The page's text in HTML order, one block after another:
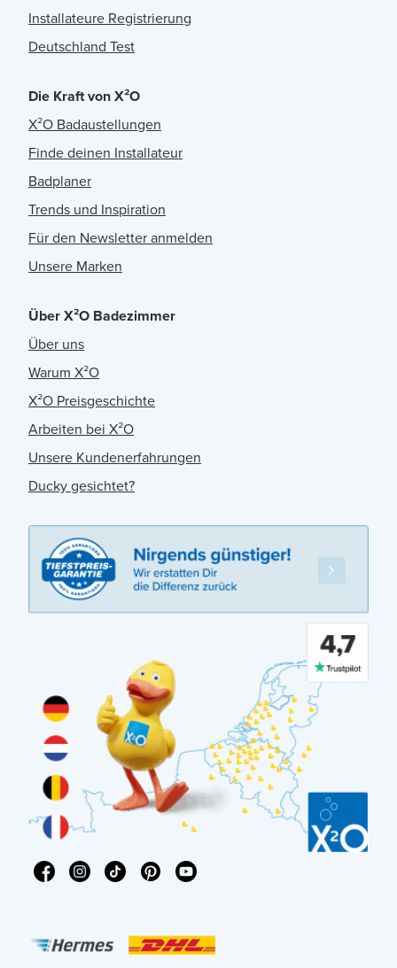
Installateure Registrierung
Deutschland Test
Die Kraft von X²O
X²O Badaustellungen
Finde deinen Installateur
Badplaner
Trends und Inspiration
Für den Newsletter anmelden
Unsere Marken
Über X²O Badezimmer
Über uns
Warum X²O
X²O Preisgeschichte
Arbeiten bei X²O
Unsere Kundenerfahrungen
Ducky gesichtet?